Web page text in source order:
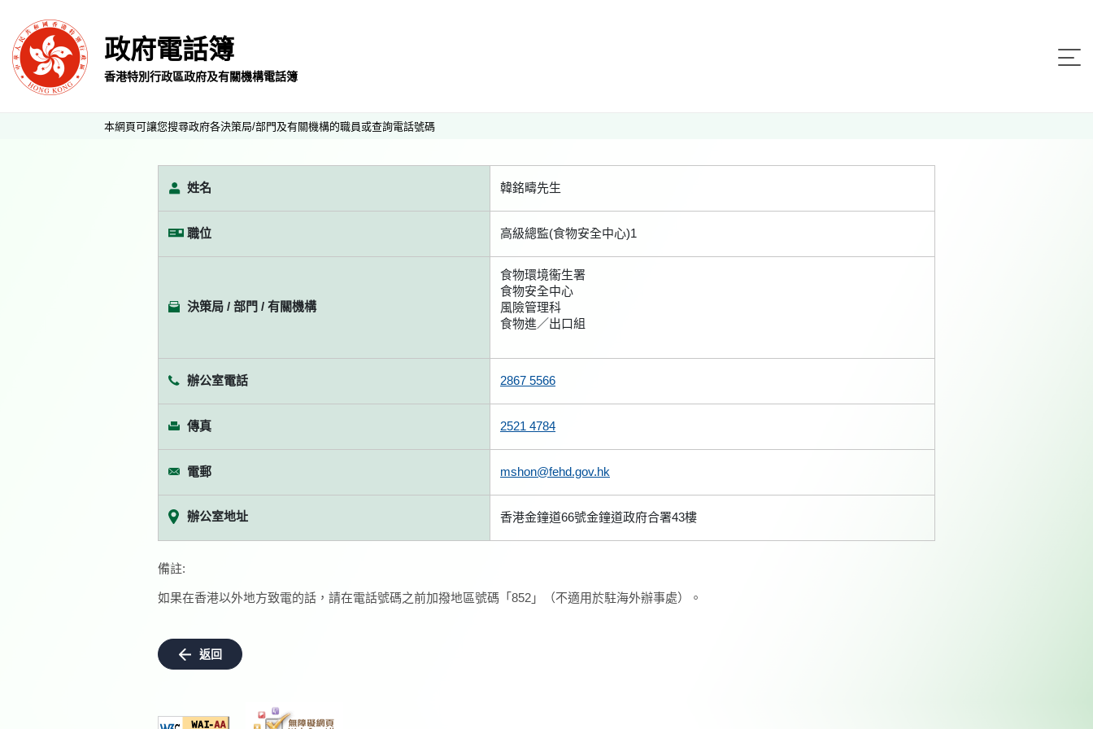
政府電話簿
香港特別行政區政府及有關機構電話簿
本網頁可讓您搜尋政府各決策局/部門及有關機構的職員或查詢電話號碼
姓名 韓銘疇先生
職位 高級總監(食物安全中心)1
決策局 / 部門 / 有關機構
食物環境衞生署
食物安全中心
風險管理科
食物進／出口組
辦公室電話 2867 5566
傳真 2521 4784
電郵 mshon@fehd.gov.hk
辦公室地址 香港金鐘道66號金鐘道政府合署43樓
備註:
如果在香港以外地方致電的話，請在電話號碼之前加撥地區號碼「852」（不適用於駐海外辦事處）。
返回